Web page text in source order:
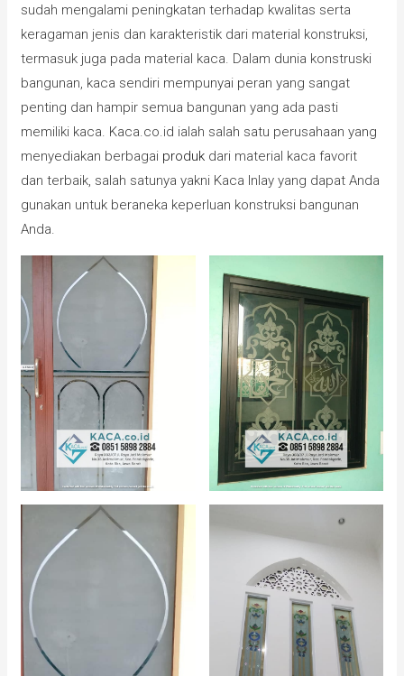
sudah mengalami peningkatan terhadap kwalitas serta
keragaman jenis dan karakteristik dari material konstruksi,
termasuk juga pada material kaca. Dalam dunia konstruski
bangunan, kaca sendiri mempunyai peran yang sangat
penting dan hampir semua bangunan yang ada pasti
memiliki kaca. Kaca.co.id ialah salah satu perusahaan yang
menyediakan berbagai produk dari material kaca favorit
dan terbaik, salah satunya yakni Kaca Inlay yang dapat Anda
gunakan untuk beraneka keperluan konstruksi bangunan
Anda.